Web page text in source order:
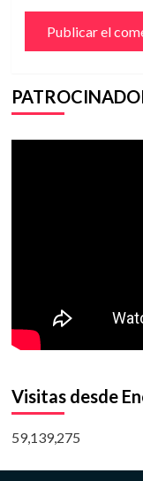
Visitas desde
59,139,275